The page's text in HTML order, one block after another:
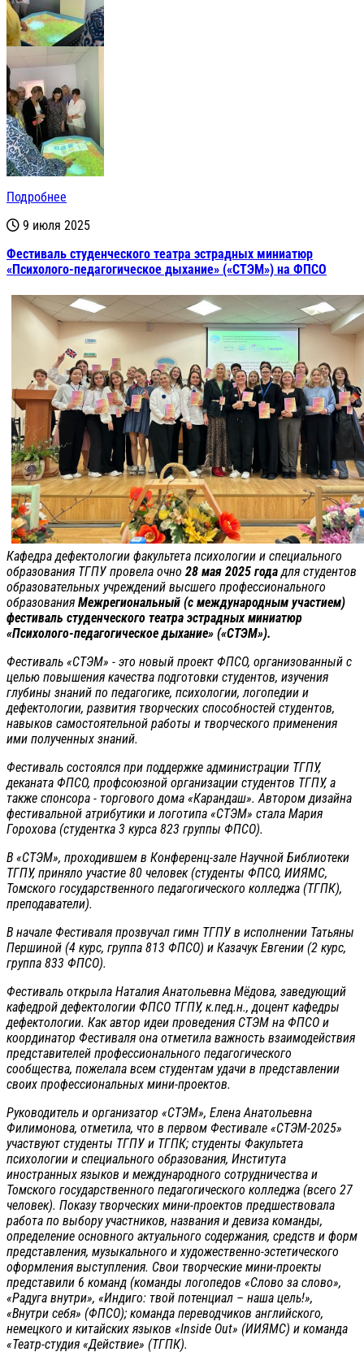
Подробнее
9 июля 2025
Фестиваль студенческого театра эстрадных миниатюр
«Психолого-педагогическое дыхание» («СТЭМ») на ФПСО
Кафедра дефектологии факультета психологии и специального
образования ТГПУ провела очно 28 мая 2025 годадля студентов
образовательных учреждений высшего профессионального
образования Межрегиональный (с международным участием)
фестиваль студенческого театра эстрадных миниатюр
«Психолого-педагогическое дыхание» («СТЭМ»).
Фестиваль «СТЭМ» - это новый проект ФПСО, организованный с
целью повышения качества подготовки студентов, изучения
глубины знаний по педагогике, психологии, логопедии и
дефектологии, развития творческих способностей студентов,
навыков самостоятельной работы и творческого применения
ими полученных знаний.
Фестиваль состоялся при поддержке администрации ТГПУ,
деканата ФПСО, профсоюзной организации студентов ТГПУ, а
также спонсора - торгового дома «Карандаш». Автором дизайна
фестивальной атрибутики и логотипа «СТЭМ» стала Мария
Горохова (студентка 3 курса 823 группы ФПСО).
В «СТЭМ», проходившем в Конференц-зале Научной Библиотеки
ТГПУ, приняло участие 80 человек (студенты ФПСО, ИИЯМС,
Томского государственного педагогического колледжа (ТГПК),
преподаватели).
В начале Фестиваля прозвучал гимн ТГПУ в исполнении Татьяны
Першиной (4 курс, группа 813 ФПСО) и Казачук Евгении (2 курс,
группа 833 ФПСО).
Фестиваль открыла Наталия Анатольевна Мёдова, заведующий
кафедрой дефектологии ФПСО ТГПУ, к.пед.н., доцент кафедры
дефектологии. Как автор идеи проведения СТЭМ на ФПСО и
координатор Фестиваля она отметила важность взаимодействия
представителей профессионального педагогического
сообщества, пожелала всем студентам удачи в представлении
своих профессиональных мини-проектов.
Руководитель и организатор «СТЭМ», Елена Анатольевна
Филимонова, отметила, что в первом Фестивале «СТЭМ-2025»
участвуют студенты ТГПУ и ТГПК; студенты Факультета
психологии и специального образования, Института
иностранных языков и международного сотрудничества и
Томского государственного педагогического колледжа (всего 27
человек). Показу творческих мини-проектов предшествовала
работа по выбору участников, названия и девиза команды,
определение основного актуального содержания, средств и форм
представления, музыкального и художественно-эстетического
оформления выступления. Свои творческие мини-проекты
представили 6 команд (команды логопедов «Слово за слово»,
«Радуга внутри», «Индиго: твой потенциал – наша цель!»,
«Внутри себя» (ФПСО); команда переводчиков английского,
немецкого и китайских языков «Inside Out» (ИИЯМС) и команда
«Театр-студия «Действие» (ТГПК).